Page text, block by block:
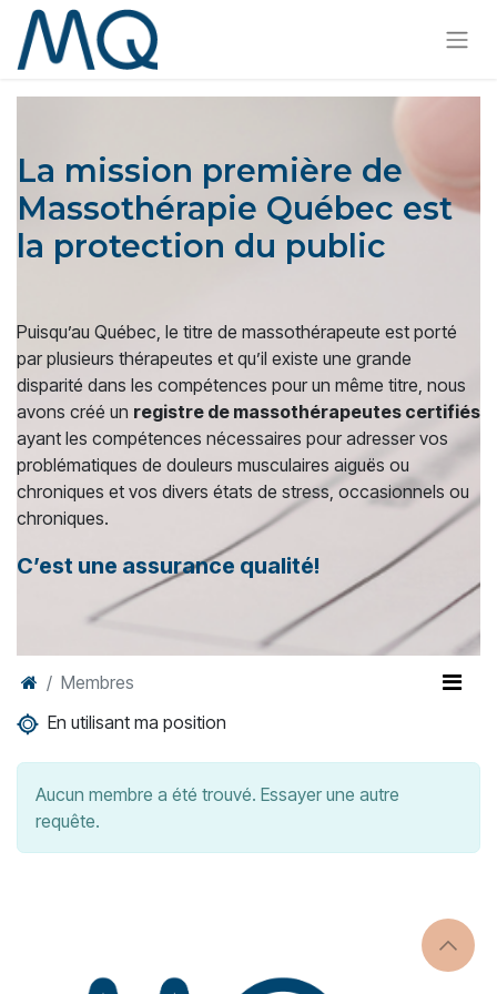
La mission première de
Massothérapie Québec est
la protection du public
Puisqu’au Québec, le titre de massothérapeute est porté
par plusieurs thérapeutes et qu’il existe une grande
disparité dans les compétences pour un même titre, nous
avons créé un registre de massothérapeutes certifiés
ayant les compétences nécessaires pour adresser vos
problématiques de douleurs musculaires aiguës ou
chroniques et vos divers états de stress, occasionnels ou
chroniques.
C’est une assurance qualité!
Membres
En utilisant ma position
Aucun membre a été trouvé. Essayer une autre
requête.